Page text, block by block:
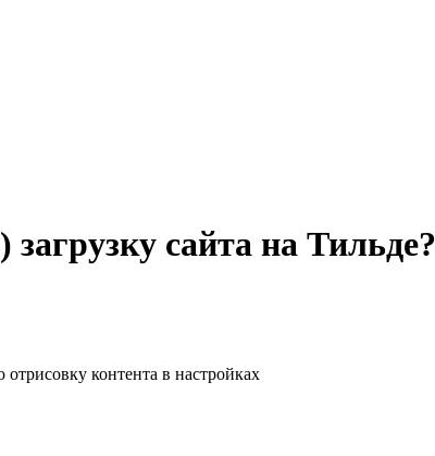
сайта на Тильде?
контента в настройках